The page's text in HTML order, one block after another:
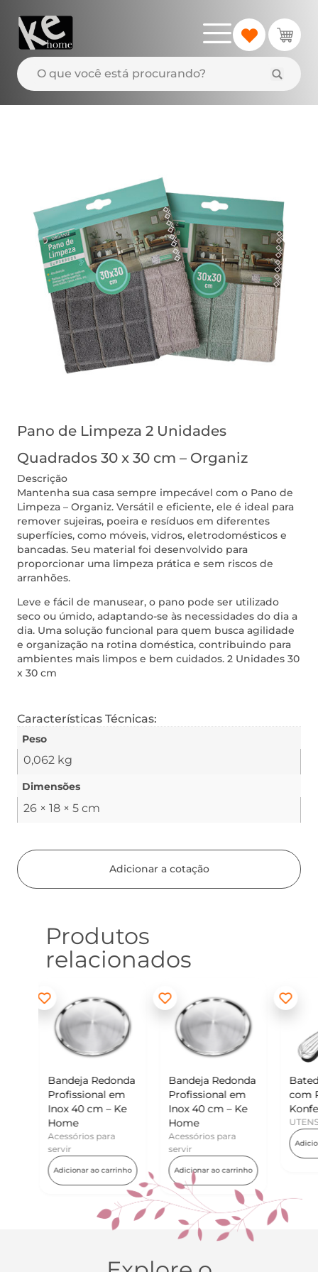
Pano de Limpeza 2 Unidades
Quadrados 30 x 30 cm – Organiz
Descrição
Mantenha sua casa sempre impecável com o Pano de
Limpeza – Organiz. Versátil e eficiente, ele é ideal para
remover sujeiras, poeira e resíduos em diferentes
superfícies, como móveis, vidros, eletrodomésticos e
bancadas. Seu material foi desenvolvido para
proporcionar uma limpeza prática e sem riscos de
arranhões.
Leve e fácil de manusear, o pano pode ser utilizado
seco ou úmido, adaptando-se às necessidades do dia a
dia. Uma solução funcional para quem busca agilidade
e organização na rotina doméstica, contribuindo para
ambientes mais limpos e bem cuidados. 2 Unidades 30
x 30 cm
Características Técnicas:
Peso
0,062 kg
Dimensões
26 × 18 × 5 cm
Adicionar a cotação
Produtos
relacionados
Bandeja Redonda
Profissional em
Inox 40 cm – Ke
Home
Acessórios para
servir
Adicionar ao carrinho
Batedor de Ovos
com Raspador –
Konfektt
UTENSÍLIOS
Adicionar ao carrinho